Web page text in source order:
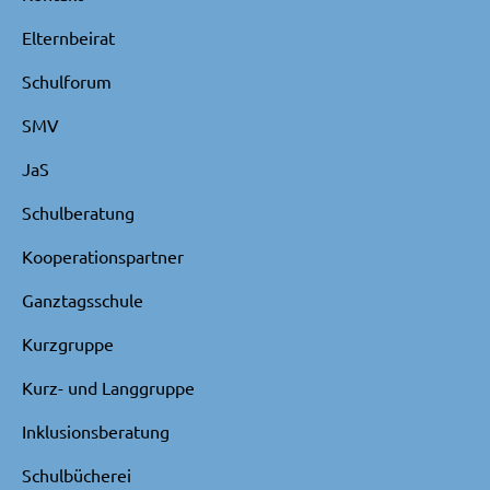
Elternbeirat
Schulforum
SMV
JaS
Schulberatung
Kooperationspartner
Ganztagsschule
Kurzgruppe
Kurz- und Langgruppe
Inklusionsberatung
Schulbücherei